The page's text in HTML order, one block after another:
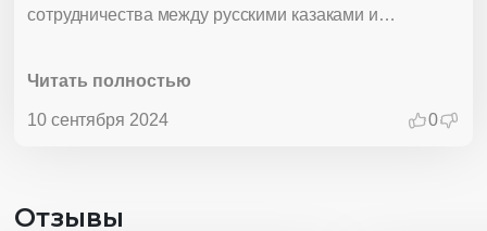
сотрудничества между русскими казаками и
который нарушил приказ ради освобождения
Амстердама, подчеркивают, как личная храбрость и
входящие в Утрехт, служит символом радости и
Читать полностью
10 сентября 2024 0
Отзывы